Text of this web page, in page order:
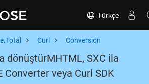
Türkçe
Curl Conversion
dönüştürMHTML, SXC ila
Converter veya Curl SDK